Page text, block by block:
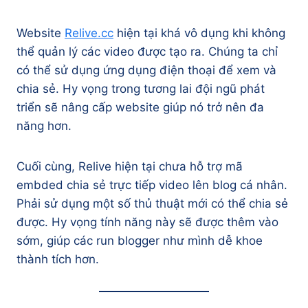
Website Relive.cc hiện tại khá vô dụng khi không
thể quản lý các video được tạo ra. Chúng ta chỉ
có thể sử dụng ứng dụng điện thoại để xem và
chia sẻ. Hy vọng trong tương lai đội ngũ phát
triển sẽ nâng cấp website giúp nó trở nên đa
năng hơn.
Cuối cùng, Relive hiện tại chưa hỗ trợ mã
embded chia sẻ trực tiếp video lên blog cá nhân.
Phải sử dụng một số thủ thuật mới có thể chia sẻ
được. Hy vọng tính năng này sẽ được thêm vào
sớm, giúp các run blogger như mình dễ khoe
thành tích hơn.